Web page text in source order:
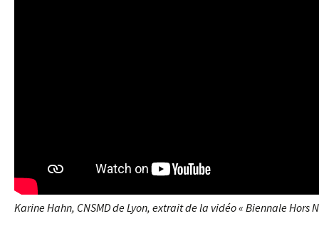
Karine Hahn, CNSMD de Lyon, extrait de la vidéo « Biennale Hors